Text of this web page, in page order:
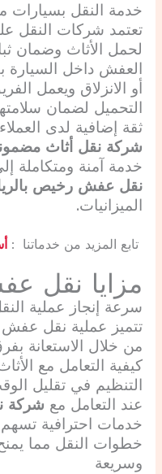
خدمة النقل بسيارات
تعتمد شركات النقل
لحمل الأثاث وضمان
العفش داخل السيارة
أو الانزلاق ويعمل
التحميل لضمان
ثقة إضافية لدى
شركة نقل أثاث
خدمة آمنة ومتكاملة
نقل عفش رخيص
الميزانيات.
تابع المزيد من خدماتنا :
مزايا نقل
سرعة إنجاز عملية
تتميز عملية نقل عفش
من خلال الاستعانة
كيفية التعامل مع
التنظيم في تقليل
عند التعامل مع شركة
خدمات احترافية
خطوات النقل مما
وسريعة